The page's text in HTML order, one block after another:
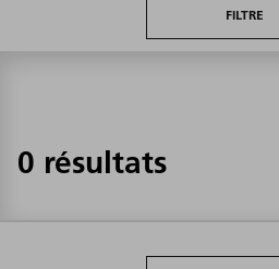
FILTRE
0 résultats